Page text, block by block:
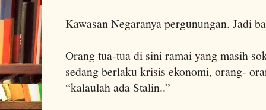
Kawasan Negaranya pergunungan. Jadi
Orang tua-tua di sini ramai yang masih
sedang berlaku krisis ekonomi, orang-
“kalaulah ada Stalin..”